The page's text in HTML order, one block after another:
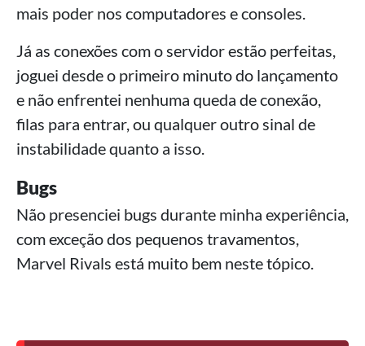
mais poder nos computadores e consoles.
Já as conexões com o servidor estão perfeitas,
joguei desde o primeiro minuto do lançamento
e não enfrentei nenhuma queda de conexão,
filas para entrar, ou qualquer outro sinal de
instabilidade quanto a isso.
Bugs
Não presenciei bugs durante minha experiência,
com exceção dos pequenos travamentos,
Marvel Rivals está muito bem neste tópico.